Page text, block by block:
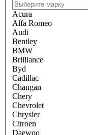
Acura
Alfa Romeo
Audi
Bentley
BMW
Brilliance
Byd
Cadillac
Changan
Chery
Chevrolet
Chrysler
Citroen
Daewoo